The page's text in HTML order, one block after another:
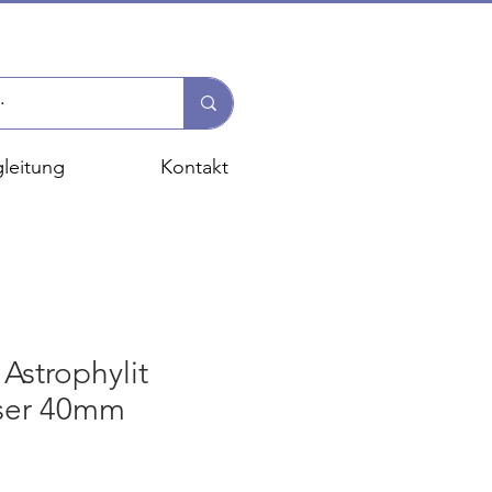
Kontakt
40mm